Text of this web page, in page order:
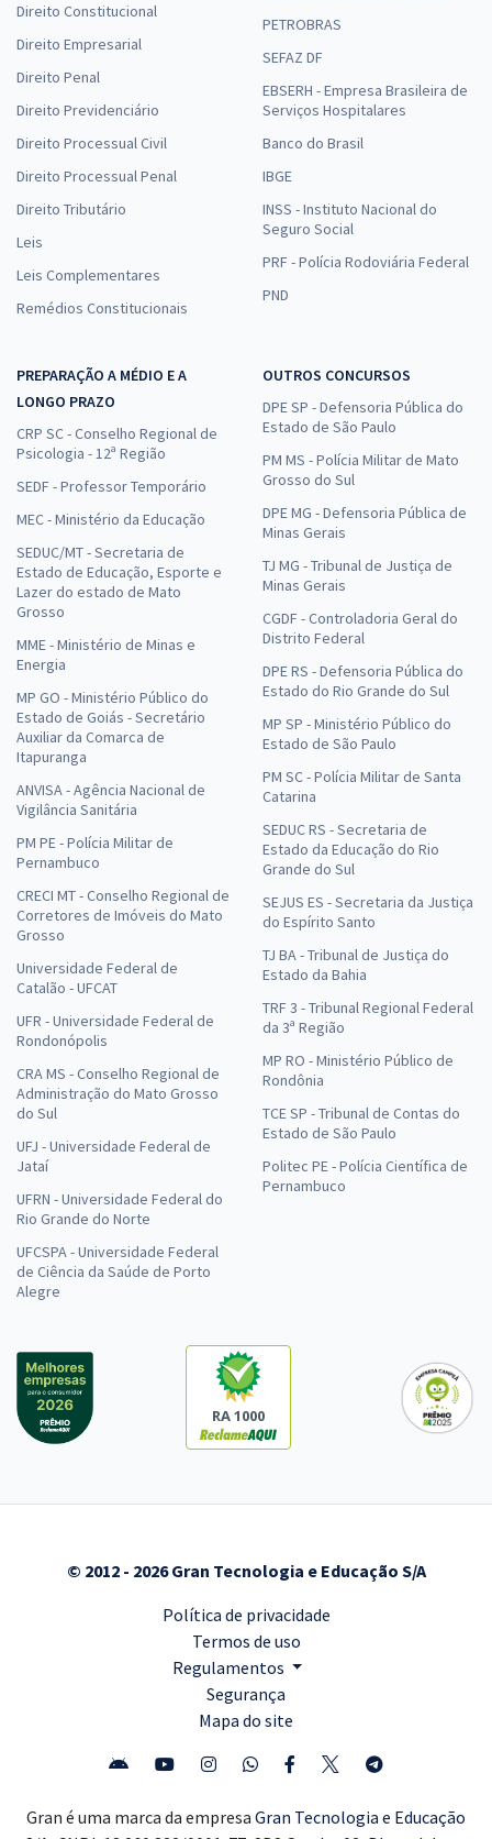
Direito Constitucional
Direito Empresarial
Direito Penal
Direito Previdenciário
Direito Processual Civil
Direito Processual Penal
Direito Tributário
Leis
Leis Complementares
Remédios Constitucionais
PETROBRAS
SEFAZ DF
EBSERH - Empresa Brasileira de
Serviços Hospitalares
Banco do Brasil
IBGE
INSS - Instituto Nacional do
Seguro Social
PRF - Polícia Rodoviária Federal
PND
PREPARAÇÃO A MÉDIO E A
LONGO PRAZO
CRP SC - Conselho Regional de
Psicologia - 12ª Região
SEDF - Professor Temporário
MEC - Ministério da Educação
SEDUC/MT - Secretaria de
Estado de Educação, Esporte e
Lazer do estado de Mato
Grosso
MME - Ministério de Minas e
Energia
MP GO - Ministério Público do
Estado de Goiás - Secretário
Auxiliar da Comarca de
Itapuranga
ANVISA - Agência Nacional de
Vigilância Sanitária
PM PE - Polícia Militar de
Pernambuco
CRECI MT - Conselho Regional de
Corretores de Imóveis do Mato
Grosso
Universidade Federal de
Catalão - UFCAT
UFR - Universidade Federal de
Rondonópolis
CRA MS - Conselho Regional de
Administração do Mato Grosso
do Sul
UFJ - Universidade Federal de
Jataí
UFRN - Universidade Federal do
Rio Grande do Norte
UFCSPA - Universidade Federal
de Ciência da Saúde de Porto
Alegre
OUTROS CONCURSOS
DPE SP - Defensoria Pública do
Estado de São Paulo
PM MS - Polícia Militar de Mato
Grosso do Sul
DPE MG - Defensoria Pública de
Minas Gerais
TJ MG - Tribunal de Justiça de
Minas Gerais
CGDF - Controladoria Geral do
Distrito Federal
DPE RS - Defensoria Pública do
Estado do Rio Grande do Sul
MP SP - Ministério Público do
Estado de São Paulo
PM SC - Polícia Militar de Santa
Catarina
SEDUC RS - Secretaria de
Estado da Educação do Rio
Grande do Sul
SEJUS ES - Secretaria da Justiça
do Espírito Santo
TJ BA - Tribunal de Justiça do
Estado da Bahia
TRF 3 - Tribunal Regional Federal
da 3ª Região
MP RO - Ministério Público de
Rondônia
TCE SP - Tribunal de Contas do
Estado de São Paulo
Politec PE - Polícia Científica de
Pernambuco
RA 1000
© 2012 - 2026 Gran Tecnologia e Educação S/A
Política de privacidade
Termos de uso
Regulamentos
Segurança
Mapa do site
Gran é uma marca da empresa Gran Tecnologia e Educação